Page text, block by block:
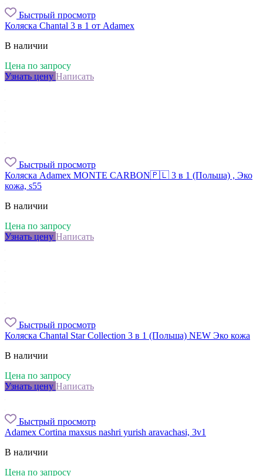
Быстрый просмотр
Коляска Chantal 3 в 1 от Adamex
В наличии
Цена по запросу
Узнать цену Написать
Быстрый просмотр
Коляска Adamex MONTE CARBON🇵🇱 3 в 1 (Польша) , Эко
кожа, s55
В наличии
Цена по запросу
Узнать цену Написать
Быстрый просмотр
Коляска Chantal Star Collection 3 в 1 (Польша) NEW Эко кожа
В наличии
Цена по запросу
Узнать цену Написать
Быстрый просмотр
Adamex Cortina maxsus nashri yurish aravachasi, 3v1
В наличии
Цена по запросу